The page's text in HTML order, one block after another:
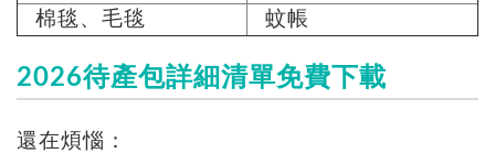
棉毯、毛毯
蚊帳
2026待產包詳細清單免費下載
還在煩惱：